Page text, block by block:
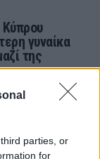
parties, or
for
γυναίκα
της